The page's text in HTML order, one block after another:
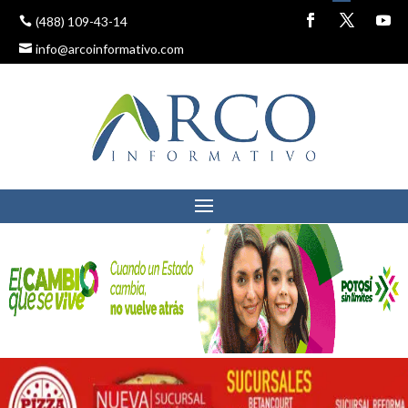
(488) 109-43-14
info@arcoinformativo.com
BUSCAN GARANTIZAR